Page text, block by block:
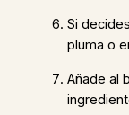
Si
pluma o
Añade al